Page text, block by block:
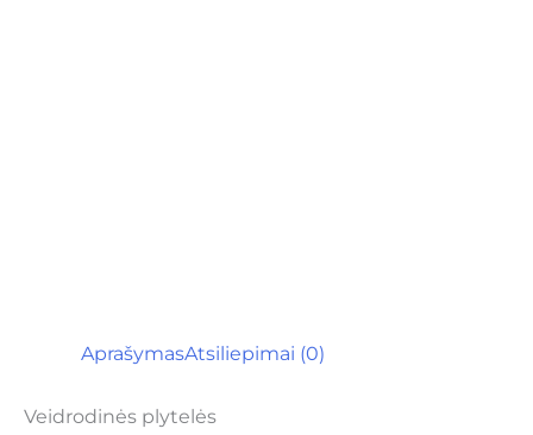
AprašymasAtsiliepimai (0)
Veidrodinės plytelės